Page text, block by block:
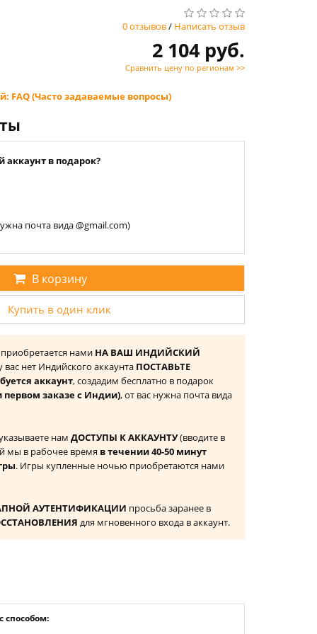
0 отзывов/ Написать отзыв
2 104 руб.
Сравнить цену по регионам >>
FAQ (Часто задаваемые вопросы)
аккаунт в подарок?
почта вида @gmail.com)
В корзину
Купить в один клик
нами НА ВАШ ИНДИЙСКИЙ
вас нет Индийского аккаунта ПОСТАВЬТЕ
аккаунт, создадим бесплатно в подарок
первом заказе с Индии), от вас нужна почта вида
нам ДОСТУПЫ К АККАУНТУ(вводите в
мы в рабочее время в течении 40-50 минут
. Игры купленные ночью приобретаются нами
АУТЕНТИФИКАЦИИ просьба заранее в
для мгновенного входа в аккаунт.
способом: